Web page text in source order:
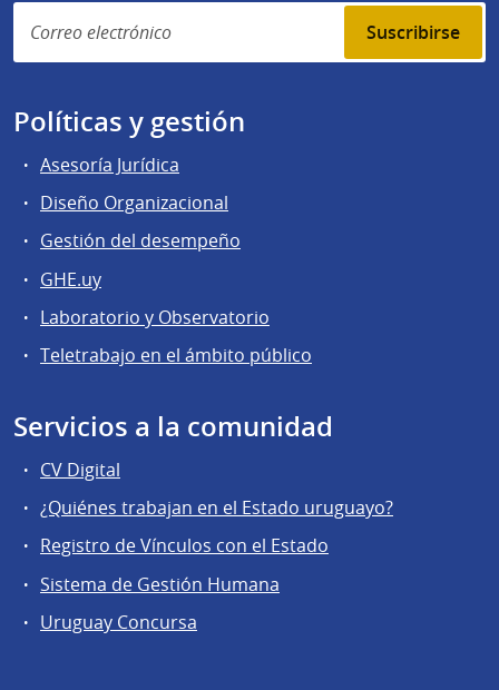
Suscribirse
Políticas y gestión
Asesoría Jurídica
Diseño Organizacional
Gestión del desempeño
GHE.uy
Laboratorio y Observatorio
Teletrabajo en el ámbito público
Servicios a la comunidad
CV Digital
¿Quiénes trabajan en el Estado uruguayo?
Registro de Vínculos con el Estado
Sistema de Gestión Humana
Uruguay Concursa